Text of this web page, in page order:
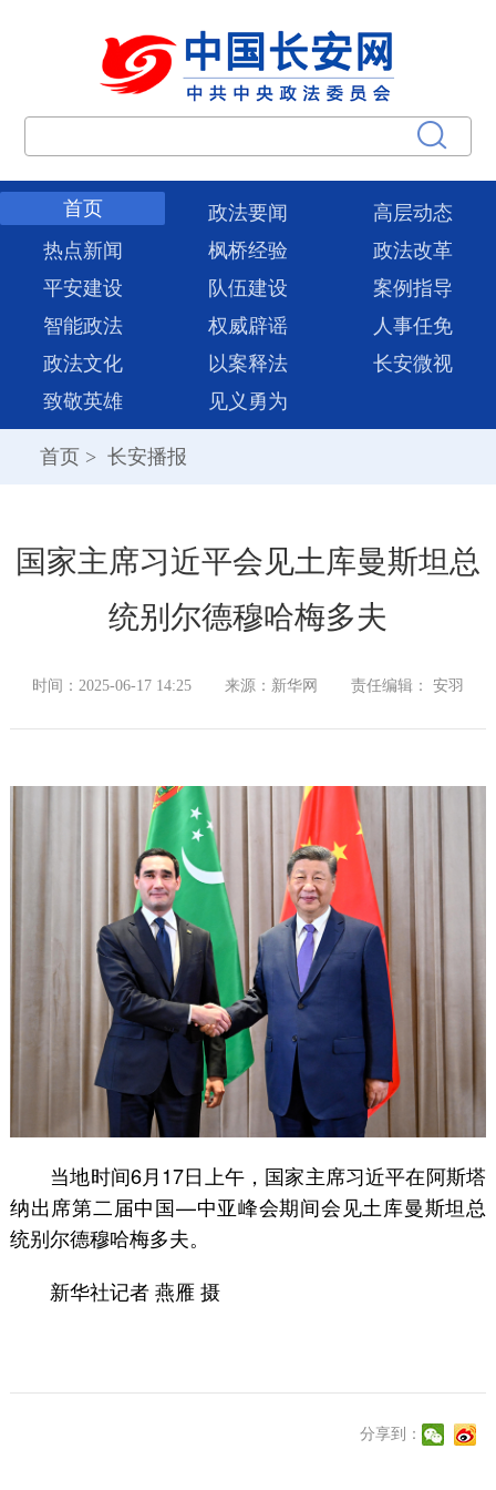
首页 政法要闻
高层动态
热点新闻
枫桥经验
政法改革
平安建设
队伍建设
案例指导
智能政法
权威辟谣
人事任免
政法文化
以案释法
长安微视
致敬英雄
见义勇为
首页 > 长安播报
国家主席习近平会见土库曼斯坦总
统别尔德穆哈梅多夫
时间：2025-06-17 14:25 来源：新华网 责任编辑： 安羽
当地时间6月17日上午，国家主席习近平在阿斯塔
纳出席第二届中国—中亚峰会期间会见土库曼斯坦总
统别尔德穆哈梅多夫。
新华社记者 燕雁 摄
分享到：